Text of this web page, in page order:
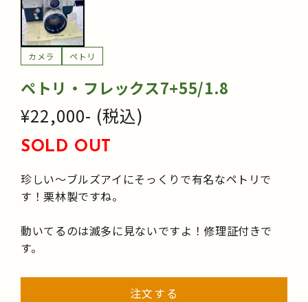
カメラ ペトリ
ペトリ・フレックス7+55/1.8
¥22,000- (税込)
SOLD OUT
珍しい～ブルズアイにそっくりで有名なペトリで
す！栗林製ですね。
動いてるのは滅多に見ないですよ！修理証付きで
す。
注文する